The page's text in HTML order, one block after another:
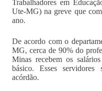
Trabalhadores em
Ute-MG) na greve que
ano.
De acordo com o
MG, cerca de 90% do
Minas recebem os
básico. Esses servidores
acórdão.